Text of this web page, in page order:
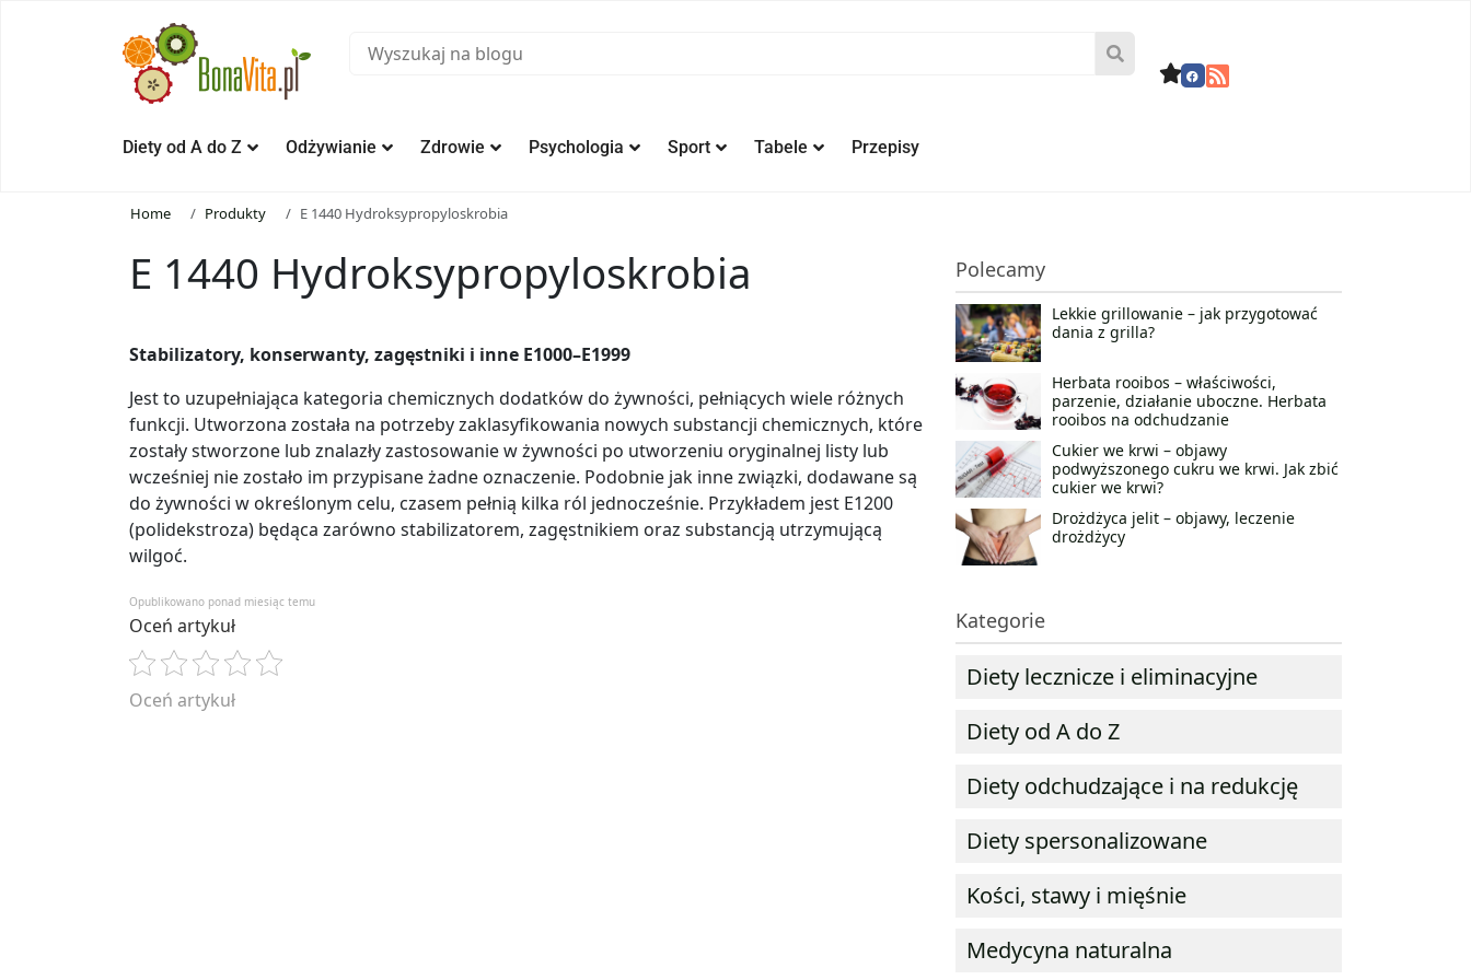
Diety od A do Z Odżywianie Zdrowie Psychologia Sport Tabele Przepisy
Home Produkty E 1440 Hydroksypropyloskrobia
E 1440 Hydroksypropyloskrobia
Stabilizatory, konserwanty, zagęstniki i inne E1000–E1999
Jest to uzupełniająca kategoria chemicznych dodatków do żywności, pełniących wiele różnych
funkcji. Utworzona została na potrzeby zaklasyfikowania nowych substancji chemicznych, które
zostały stworzone lub znalazły zastosowanie w żywności po utworzeniu oryginalnej listy lub
wcześniej nie zostało im przypisane żadne oznaczenie. Podobnie jak inne związki, dodawane są
do żywności w określonym celu, czasem pełnią kilka ról jednocześnie. Przykładem jest E1200
(polidekstroza) będąca zarówno stabilizatorem, zagęstnikiem oraz substancją utrzymującą
wilgoć.
Opublikowano ponad miesiąc temu
Oceń artykuł
Oceń artykuł
Polecamy
Lekkie grillowanie – jak przygotować
dania z grilla?
Herbata rooibos – właściwości,
parzenie, działanie uboczne. Herbata
rooibos na odchudzanie
Cukier we krwi – objawy
podwyższonego cukru we krwi. Jak zbić
cukier we krwi?
Drożdżyca jelit – objawy, leczenie
drożdżycy
Kategorie
Diety lecznicze i eliminacyjne
Diety od A do Z
Diety odchudzające i na redukcję
Diety spersonalizowane
Kości, stawy i mięśnie
Medycyna naturalna